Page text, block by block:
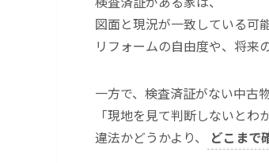
図面と現況が一致している可
リフォームの自由度や、将来
一方で、検査済証がない中古物
「現地を見て判断しないとわ
違法かどうかより、
どこまで